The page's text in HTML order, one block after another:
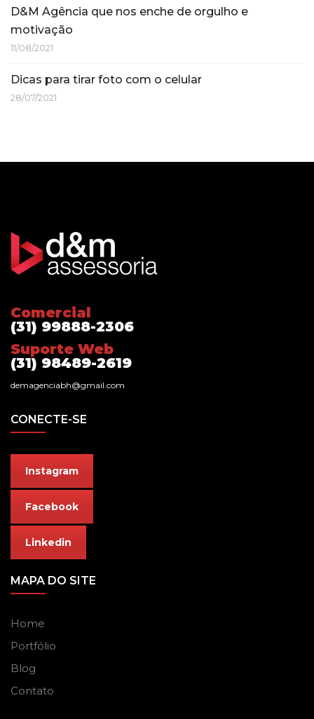
D&M Agência que nos enche de orgulho e
motivação
11/08/2021
Dicas para tirar foto com o celular
28/07/2021
Comercial
(31) 99888-2306
Suporte Web
(31) 98489-2619
demagenciabh@gmail.com
CONECTE-SE
Instagram
Facebook
Linkedin
MAPA DO SITE
Home
Portfólio
Blog
Contato